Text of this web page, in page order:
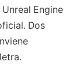
Engine
Dos